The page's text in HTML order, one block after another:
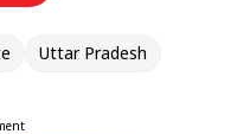
ने छोड़ी RLD, जयंत चौधरी
पत्र
Uttar Pradesh